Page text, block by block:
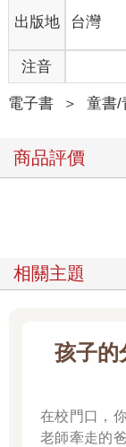
農．德思禮忽然開
「真高興那小子不
「不知道，」佩妮
威農姨丈咕噥著。
「看新聞……」他刻
我們的新聞……」
「威農，噓！」佩
「喔……是……對不
德思禮夫婦不再說
面，最近費太太每
「在波奇斯家，」
很受歡迎呢……」
哈利強忍著不哼出
可笑，達力騙他們
他們居然對他這種
沒去誰家喝茶，他
出版地 台灣
注音
電子書 ＞ 童書/
商品評價
相關主題
孩子的
在校門口，
老師牽走的